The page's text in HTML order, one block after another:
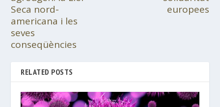
Seca nord-
americana i les
seves
conseqüències
europees
RELATED POSTS